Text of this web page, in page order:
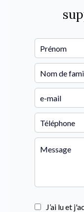
J’ai lu et